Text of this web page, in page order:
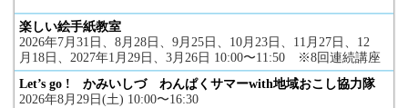
楽しい絵手紙教室
2026年7月31日、8月28日、9月25日、10月23日、11月27日、12
月18日、2027年1月29日、3月26日 10:00〜11:50 ※8回連続講座
Let’s go ! かみいしづ わんぱくサマーwith地域おこし協力隊
2026年8月29日(土) 10:00〜16:30